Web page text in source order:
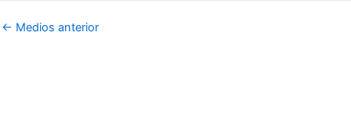
← Medios anterior